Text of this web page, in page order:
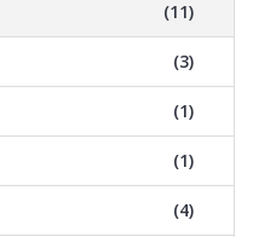
(11)
(3)
(1)
(1)
(4)